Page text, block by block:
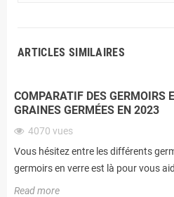
ARTICLES SIMILAIRES
COMPARATIF DES GERMOIRS
GRAINES GERMÉES EN 2023
4070 vues
Vous hésitez entre les différents
germoirs en verre est là pour vous
Read more